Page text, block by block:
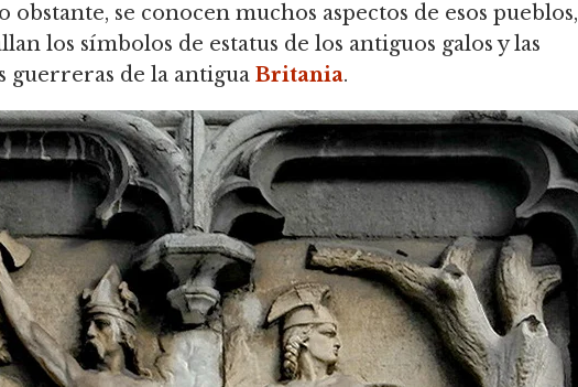
obstante, se conocen muchos aspectos de esos pueblos,
los símbolos de estatus de los antiguos galos y las
guerreras de la antigua Britania.